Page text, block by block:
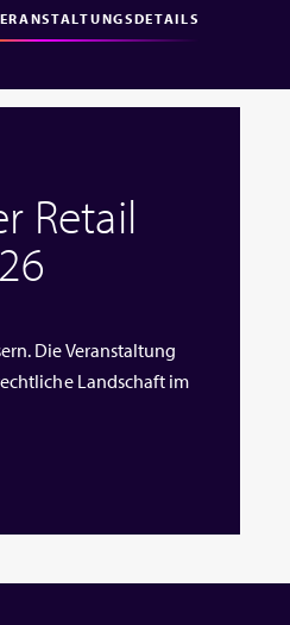
Retail
Die Veranstaltung
Landschaft im